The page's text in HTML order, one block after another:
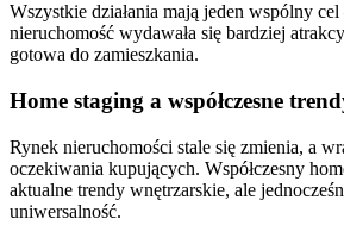
Wszystkie działania mają jeden wspólny
nieruchomość wydawała się bardziej
gotowa do zamieszkania.
Home staging a współczesne
Rynek nieruchomości stale się zmienia, a
oczekiwania kupujących. Współczesny
aktualne trendy wnętrzarskie, ale
uniwersalność.